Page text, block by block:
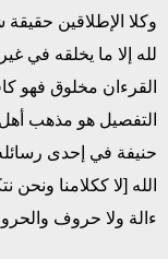
وكلا الإطلاقين حقيقة
لله إلا ما يخلقه في
القرءان مخلوق فهو
التفصيل هو مذهب
حنيفة في إحدى
الله [لا ككلامنا ونحن
ءالة ولا حروف